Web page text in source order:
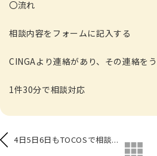
〇流れ
相談内容をフォームに記入する
CINGAより連絡があり、その連絡を
1件30分で相談対応
4日5日6日もTOCOSで相談...